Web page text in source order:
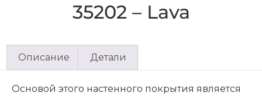
35202 – Lava
Описание Детали
Основой этого настенного покрытия является